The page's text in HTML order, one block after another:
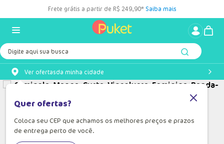
Frete grátis a partir de R$ 249,90* Saiba mais
Digite aqui sua busca
Ver ofertasda minha cidade
Quer ofertas?
Coloca seu CEP que achamos os melhores preços e prazos
de entrega perto de você.